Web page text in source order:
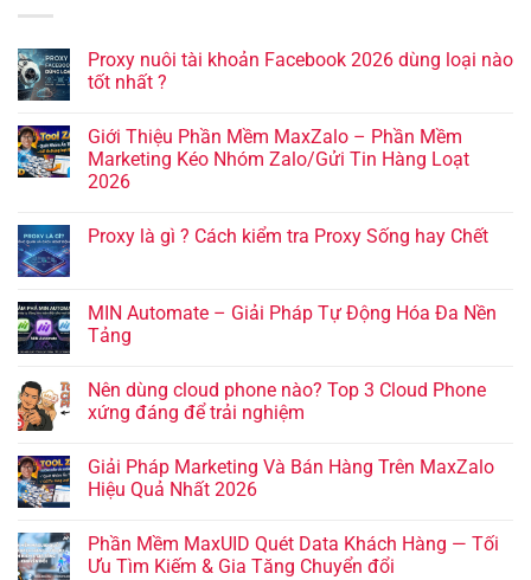
Proxy nuôi tài khoản Facebook 2026 dùng loại nào
tốt nhất ?
Giới Thiệu Phần Mềm MaxZalo – Phần Mềm
Marketing Kéo Nhóm Zalo/Gửi Tin Hàng Loạt
2026
Proxy là gì ? Cách kiểm tra Proxy Sống hay Chết
MIN Automate – Giải Pháp Tự Động Hóa Đa Nền
Tảng
Nên dùng cloud phone nào? Top 3 Cloud Phone
xứng đáng để trải nghiệm
Giải Pháp Marketing Và Bán Hàng Trên MaxZalo
Hiệu Quả Nhất 2026
Phần Mềm MaxUID Quét Data Khách Hàng — Tối
Ưu Tìm Kiếm & Gia Tăng Chuyển đổi